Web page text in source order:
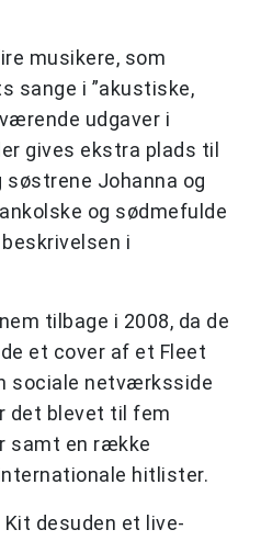
musikere, som
sange i ”akustiske,
udgaver i
gives ekstra plads til
søstrene Johanna og
og sødmefulde
i
tilbage i 2008, da de
et cover af et Fleet
sociale netværksside
det blevet til fem
samt en række
hitlister.
desuden et live-